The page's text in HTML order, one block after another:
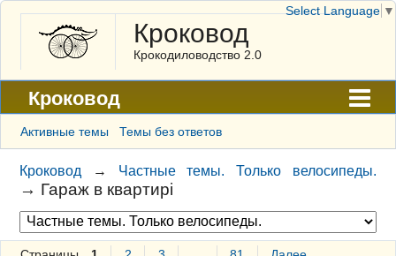
Кроковод
Крокодиловодство 2.0
Кроковод
Форум
Архив
ГАЛЕРЕЯ
Правила
Активные темы Темы без ответов
Кроковод → Частные темы. Только велосипеды.
→ Гараж в квартирі
Select Language ▼